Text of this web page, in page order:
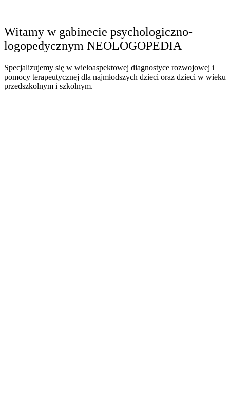
Witamy w gabinecie psychologiczno-
logopedycznym NEOLOGOPEDIA
Specjalizujemy się w wieloaspektowej diagnostyce rozwojowej i
pomocy terapeutycznej dla najmłodszych dzieci oraz dzieci w wieku
przedszkolnym i szkolnym.